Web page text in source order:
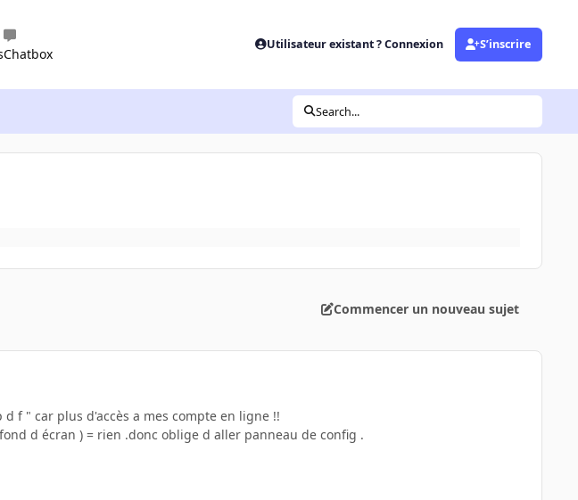
Chatbox
Utilisateur existant ? Connexion S’inscrire
Search...
Commencer un nouveau sujet
f " car plus d'accès a mes compte en ligne !!
d écran ) = rien .donc oblige d aller panneau de config .